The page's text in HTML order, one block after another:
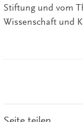
Stiftung und vom
Wissenschaft und